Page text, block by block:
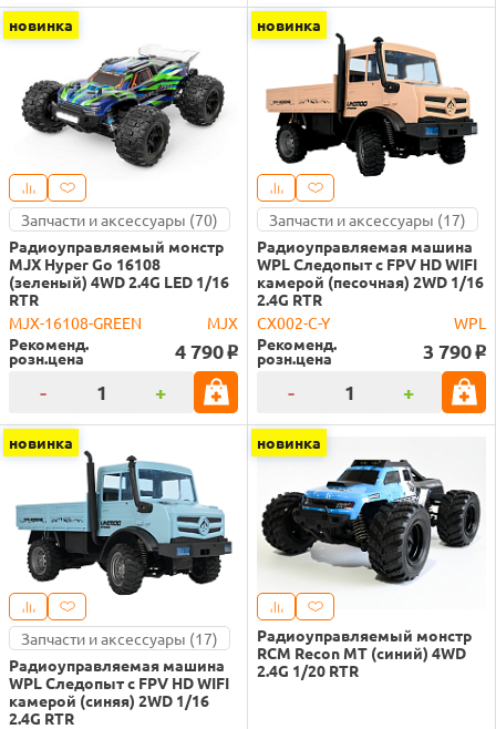
новинка
Запчасти и аксессуары (70)
Радиоуправляемый монстр
MJX Hyper Go 16108
(зеленый) 4WD 2.4G LED 1/16
RTR
MJX-16108-GREEN
MJX
Рекоменд.
розн.цена 4 790 o
- +
новинка
Запчасти и аксессуары (17)
Радиоуправляемая машина
WPL Следопыт с FPV HD WIFI
камерой (песочная) 2WD 1/16
2.4G RTR
CX002-C-Y
WPL
Рекоменд.
розн.цена 3 790 o
- +
новинка
Запчасти и аксессуары (17)
Радиоуправляемая машина
WPL Следопыт с FPV HD WIFI
камерой (синяя) 2WD 1/16
2.4G RTR
новинка
Радиоуправляемый монстр
RCM Recon MT (синий) 4WD
2.4G 1/20 RTR